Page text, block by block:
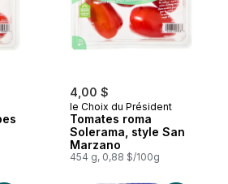
4,00 $
le Choix du Président
Tomates roma
Solerama, style San
Marzano
454 g, 0,88 $/100g